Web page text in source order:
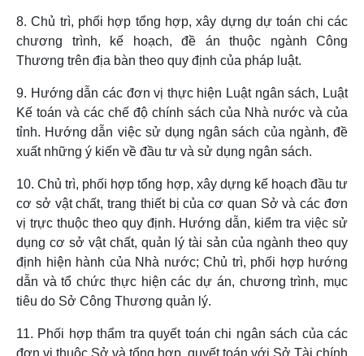
8. Chủ trì, phối hợp tổng hợp, xây dựng dự toán chi các
chương trình, kế hoạch, đề án thuộc ngành Công
Thương trên địa bàn theo quy định của pháp luật.
9. Hướng dẫn các đơn vị thực hiện Luật ngân sách, Luật
Kế toán và các chế độ chính sách của Nhà nước và của
tỉnh. Hướng dẫn việc sử dụng ngân sách của ngành, đề
xuất những ý kiến về đầu tư và sử dụng ngân sách.
10. Chủ trì, phối hợp tổng hợp, xây dựng kế hoạch đầu tư
cơ sở vật chất, trang thiết bị của cơ quan Sở và các đơn
vị trực thuộc theo quy định. Hướng dẫn, kiểm tra việc sử
dụng cơ sở vật chất, quản lý tài sản của ngành theo quy
định hiện hành của Nhà nước; Chủ trì, phối hợp hướng
dẫn và tổ chức thực hiện các dự án, chương trình, mục
tiêu do Sở Công Thương quản lý.
11. Phối hợp thẩm tra quyết toán chi ngân sách của các